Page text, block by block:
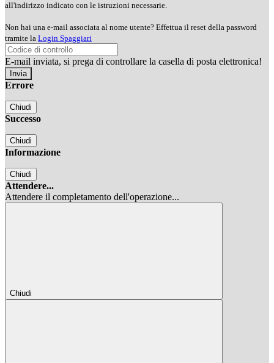
all'indirizzo indicato con le istruzioni necessarie.
Non hai una e-mail associata al nome utente? Effettua il reset della password
tramite la Login Spaggiari
E-mail inviata, si prega di controllare la casella di posta elettronica!
Errore
Chiudi
Successo
Chiudi
Informazione
Chiudi
Attendere...
Attendere il completamento dell'operazione...
Chiudi